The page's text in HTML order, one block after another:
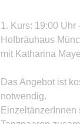
1. Kurs: 19:00 Uhr
Hofbräuhaus
mit Katharina
Das Angebot ist
notwendig.